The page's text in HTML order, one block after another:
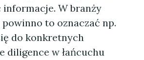
W branży
to oznaczać np.
do konkretnych
diligence w łańcuchu